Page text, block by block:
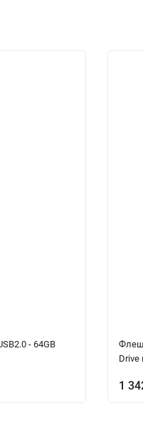
- 64GB
Drive
1